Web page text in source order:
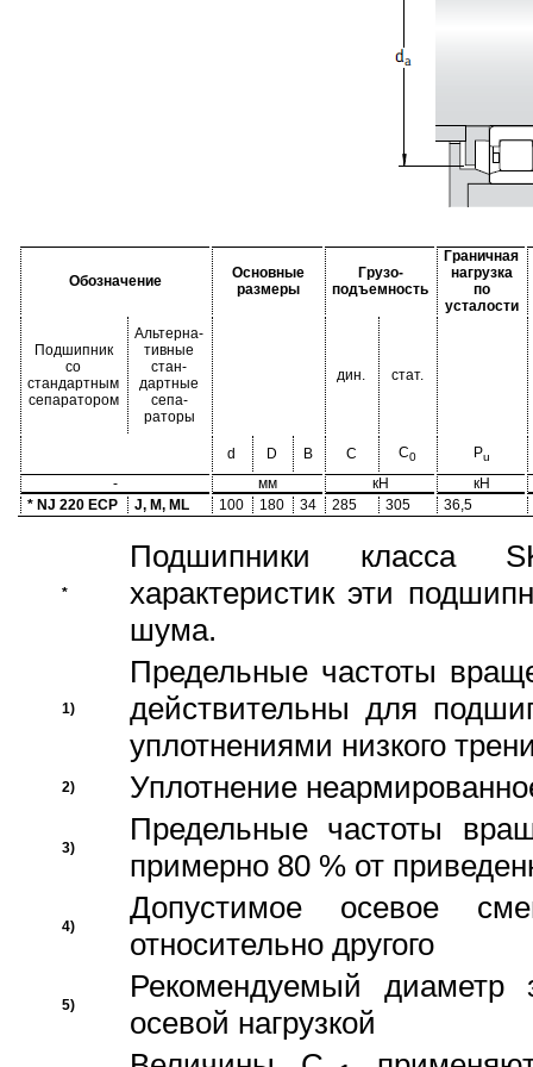
Обозначение
Основные
размеры
Грузо-
подъемность
Граничная
нагрузка
по
усталости
Подшипник
со
стандартным
сепаратором
Альтерна-
тивные
стан-
дартные
сепа-
раторы
дин. стат.
d D B C C0 Pu
- мм кН
кН
* NJ 220 ECP
J, M, ML 100 180 34 285 305 36,5
*
Подшипники класса
характеристик эти
шума.
1)
Предельные частоты
действительны для
уплотнениями низкого
2) Уплотнение
3)
Предельные частоты
примерно 80 % от
4)
Допустимое осевое
относительно другого
5)
Рекомендуемый диаметр
осевой нагрузкой